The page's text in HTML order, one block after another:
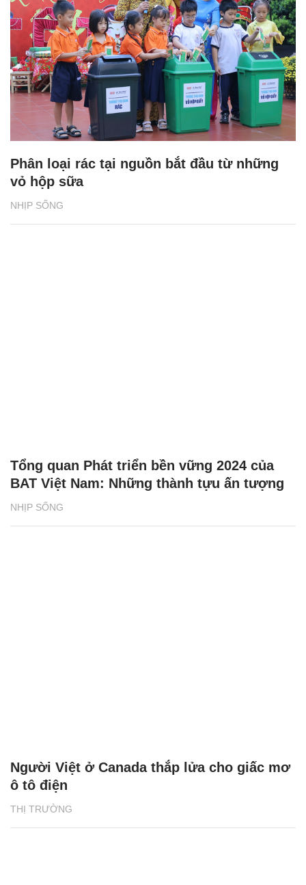
NHỊP SỐNG
Phân loại rác tại nguồn bắt đầu từ những
vỏ hộp sữa
NHỊP SỐNG
Tổng quan Phát triển bền vững 2024 của
BAT Việt Nam: Những thành tựu ấn tượng
THỊ TRƯỜNG
Người Việt ở Canada thắp lửa cho giấc mơ
ô tô điện